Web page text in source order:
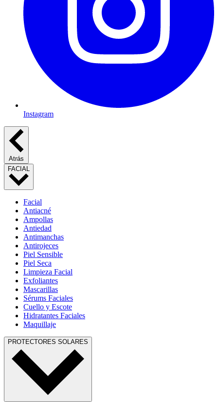
Instagram
Atrás
FACIAL
Facial
Antiacné
Ampollas
Antiedad
Antimanchas
Antirojeces
Piel Sensible
Piel Seca
Limpieza Facial
Exfoliantes
Mascarillas
Sérums Faciales
Cuello y Escote
Hidratantes Faciales
Maquillaje
PROTECTORES SOLARES